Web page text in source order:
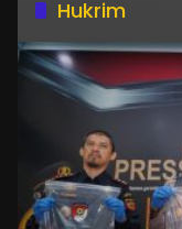
Hukrim